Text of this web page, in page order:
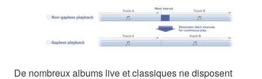
De nombreux albums live et classiques ne disposent